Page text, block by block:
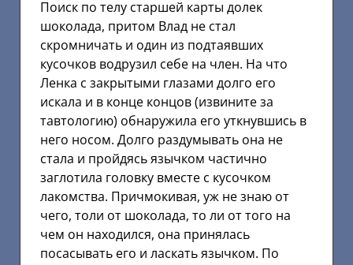
Поиск по телу старшей карты долек
шоколада, притом Влад не стал
скромничать и один из подтаявших
кусочков водрузил себе на член. На что
Ленка с закрытыми глазами долго его
искала и в конце концов (извините за
тавтологию) обнаружила его уткнувшись в
него носом. Долго раздумывать она не
стала и пройдясь язычком частично
заглотила головку вместе с кусочком
лакомства. Причмокивая, уж не знаю от
чего, толи от шоколада, то ли от того на
чем он находился, она принялась
посасывать его и ласкать язычком. По